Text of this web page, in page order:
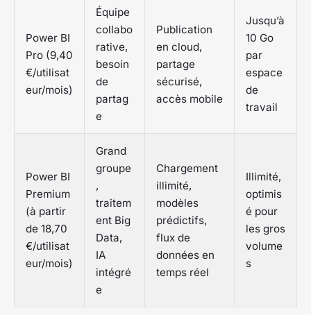
Power BI
Pro (9,40
€/utilisat
eur/mois)
Équipe
collabo
rative,
besoin
de
partag
e
Publication
en cloud,
partage
sécurisé,
accès mobile
Jusqu’à
10 Go
par
espace
de
travail
Power BI
Premium
(à partir
de 18,70
€/utilisat
eur/mois)
Grand
groupe
,
traitem
ent Big
Data,
IA
intégré
e
Chargement
illimité,
modèles
prédictifs,
flux de
données en
temps réel
Illimité,
optimis
é pour
les gros
volume
s